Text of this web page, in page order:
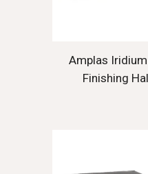
Amplas
Finishing